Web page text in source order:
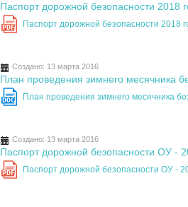
Паспорт дорожной безопасности 2018
PDF Паспорт дорожной безопасности 2018
Создано: 13 марта 2016
План проведения зимнего месячника
DOC План проведения зимнего месячника
Создано: 13 марта 2016
Паспорт дорожной безопасности ОУ -
PDF Паспорт дорожной безопасности ОУ -